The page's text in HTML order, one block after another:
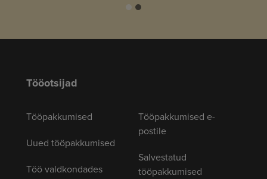
Tööotsijad
Tööpakkumised
Uued tööpakkumised
Töö valdkondades
Tööpakkumised e-
postile
Salvestatud
tööpakkumised